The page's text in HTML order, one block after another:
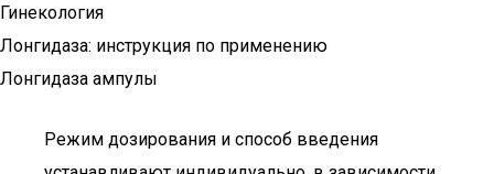
Гинекология
Лонгидаза: инструкция по применению
Лонгидаза ампулы
Режим дозирования и способ введения